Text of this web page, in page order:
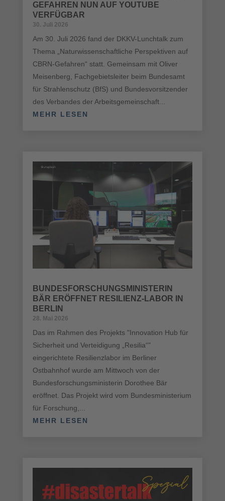
GEFAHREN NUN AUF YOUTUBE
VERFÜGBAR
30. Juli 2026
Am 30. Juli 2026 fand der DKKV-Lunchtalk zum
Thema „Naturwissenschaftliche Perspektiven auf
CBRN-Gefahren“ statt. Gemeinsam mit Oliver
Meisenberg, Fachgebietsleiter beim Bundesamt
für Strahlenschutz (BfS) und Bundesvorsitzender
des Verbandes der Arbeitsgemeinschaft...
MEHR LESEN
BUNDESFORSCHUNGSMINISTERIN
BÄR ERÖFFNET RESILIENZ-LABOR IN
BERLIN
28. Mai 2026
Das im Rahmen des Projekts "Innovation Hub für
Sicherheit und Verteidigung „Resilia“"
eingerichtete Resilienzlabor im Berliner
Ostbahnhof wurde am Mittwoch von der
Bundesforschungsministerin Dorothee Bär
eröffnet. Das Projekt wird vom Bundesministerium
für Forschung,...
MEHR LESEN